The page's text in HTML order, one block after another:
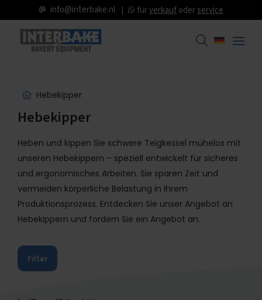
info@interbake.nl fürverkaufoderservice
Hebekipper
Hebekipper
Heben und kippen Sie schwere Teigkessel mühelos mit
unseren Hebekippern – speziell entwickelt für sicheres
und ergonomisches Arbeiten. Sie sparen Zeit und
vermeiden körperliche Belastung in Ihrem
Produktionsprozess. Entdecken Sie unser Angebot an
Hebekippern und fordern Sie ein Angebot an.
Filter